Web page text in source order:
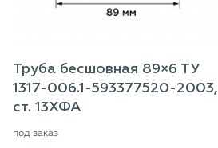
Труба бесшовная 89×6 ТУ
1317-006.1-593377520-2003,
ст. 13ХФА
под заказ